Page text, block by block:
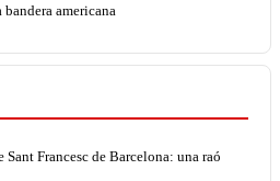
americana
Francesc de Barcelona: una raó